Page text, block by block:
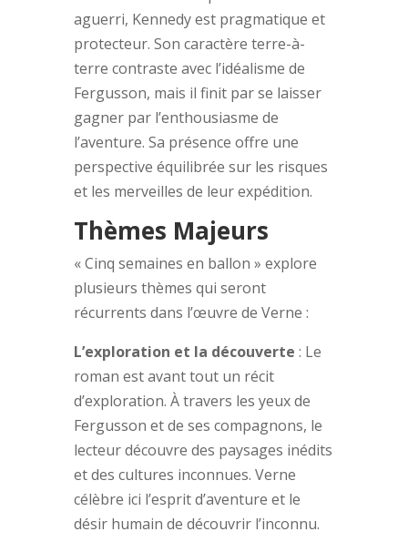
aguerri, Kennedy est pragmatique et
protecteur. Son caractère terre-à-
terre contraste avec l’idéalisme de
Fergusson, mais il finit par se laisser
gagner par l’enthousiasme de
l’aventure. Sa présence offre une
perspective équilibrée sur les risques
et les merveilles de leur expédition.
Thèmes Majeurs
« Cinq semaines en ballon » explore
plusieurs thèmes qui seront
récurrents dans l’œuvre de Verne :
L’exploration et la découverte : Le
roman est avant tout un récit
d’exploration. À travers les yeux de
Fergusson et de ses compagnons, le
lecteur découvre des paysages inédits
et des cultures inconnues. Verne
célèbre ici l’esprit d’aventure et le
désir humain de découvrir l’inconnu.